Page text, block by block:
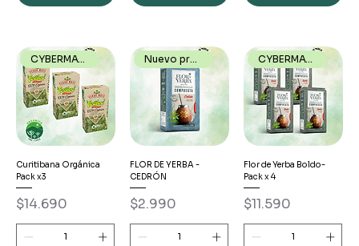
CYBERMATE26
Curitibana Orgánica
Pack x3
Precio
$14.690
Nuevo producto
FLOR DE YERBA -
CEDRÓN
Precio
$2.990
CYBERMATE26
Flor de Yerba Boldo-
Pack x 4
Precio
$11.590